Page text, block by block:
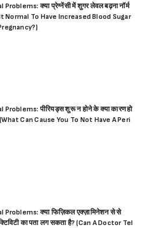
Problems: क्या प्रेग्नेंसी में शुगर लेवल बढ़ना नॉर्म
Normal To Have Increased Blood Sugar
Problems: पीरियड्स शुरू न होने के क्या कारण हो
Can Cause You To Not Have A Peri
Problems: क्या फिज़िकल एक्ज़ामिनेशन से से
का पता लग सकता है? (Can A Doctor Tel